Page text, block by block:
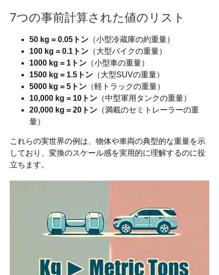
7つの事前計算された値のリスト
50 kg = 0.05トン （小型冷蔵庫の約重量）
100 kg = 0.1トン （大型バイクの重量）
1000 kg = 1トン （小型車の重量）
1500 kg = 1.5トン （大型SUVの重量）
5000 kg = 5トン （軽トラックの重量）
10,000 kg = 10トン （中型軍用タンクの重量）
20,000 kg = 20トン （満載のセミトレーラーの重
量）
これらの実世界の例は、物体や車両の典型的な重量を示
しており、変換のスケール感を実用的に理解するのに役
立ちます。